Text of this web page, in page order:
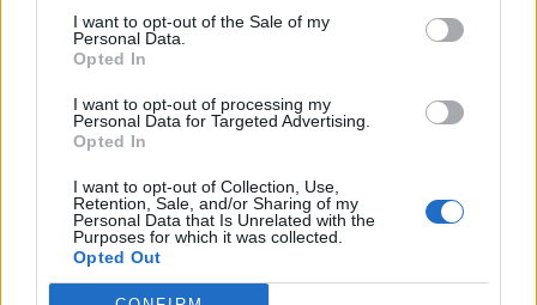
I want to opt-out of the Sale of my
Personal Data.
Opted In
I want to opt-out of processing my
Personal Data for Targeted Advertising.
Opted In
I want to opt-out of Collection, Use,
Retention, Sale, and/or Sharing of my
Personal Data that Is Unrelated with the
Purposes for which it was collected.
Opted Out